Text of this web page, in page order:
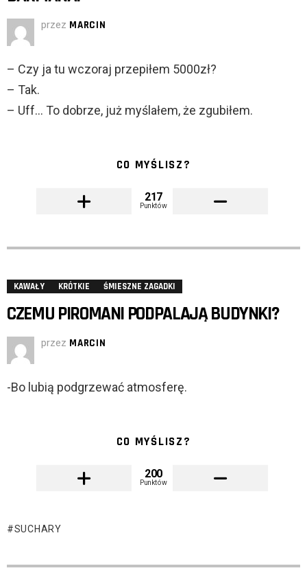
przez MARCIN
– Czy ja tu wczoraj przepiłem 5000zł?
– Tak.
– Uff… To dobrze, już myślałem, że zgubiłem.
CO MYŚLISZ?
217
Punktów
KAWAŁY KRÓTKIE ŚMIESZNE ZAGADKI
CZEMU PIROMANI PODPALAJĄ BUDYNKI?
przez MARCIN
-Bo lubią podgrzewać atmosferę.
CO MYŚLISZ?
200
Punktów
SUCHARY